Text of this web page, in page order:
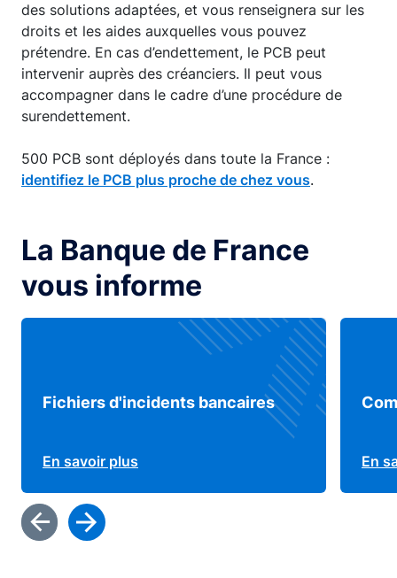
des solutions adaptées, et vous renseignera sur les
droits et les aides auxquelles vous pouvez
prétendre. En cas d’endettement, le PCB peut
intervenir auprès des créanciers. Il peut vous
accompagner dans le cadre d’une procédure de
surendettement.
500 PCB sont déployés dans toute la France :
identifiez le PCB plus proche de chez vous.
La Banque de France
vous informe
Fichiers d'incidents bancaires
En savoir plus En